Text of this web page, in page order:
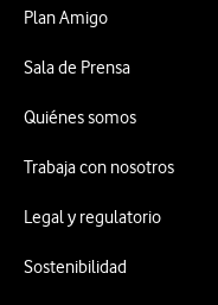
Plan Amigo
Sala de Prensa
Quiénes somos
Trabaja con nosotros
Legal y regulatorio
Sostenibilidad